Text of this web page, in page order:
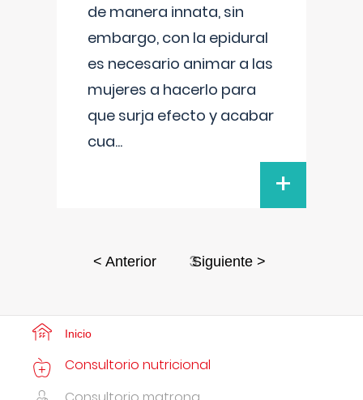
de manera innata, sin
embargo, con la epidural
es necesario animar a las
mujeres a hacerlo para
que surja efecto y acabar
cua...
+
< Anterior 3Siguiente >
Inicio
Consultorio nutricional